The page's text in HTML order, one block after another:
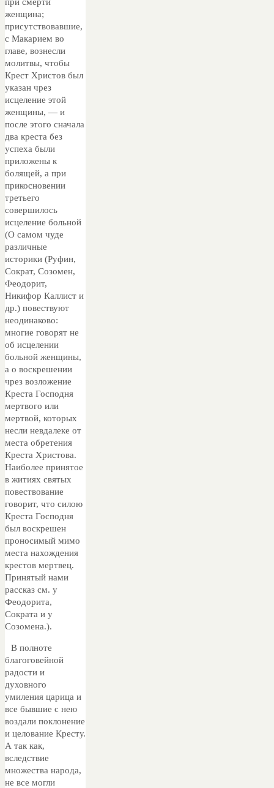
женщина;
присутствовавшие,
с Макарием во
главе, вознесли
молитвы, чтобы
Крест Христов был
указан чрез
исцеление этой
женщины, — и
после этого сначала
два креста без
успеха были
приложены к
болящей, а при
прикосновении
третьего
совершилось
исцеление больной
(О самом чуде
различные
историки (Руфин,
Сократ, Созомен,
Феодорит,
Никифор Каллист и
др.) повествуют
неодинаково:
многие говорят не
об исцелении
больной женщины,
а о воскрешении
чрез возложение
Креста Господня
мертвого или
мертвой, которых
несли невдалеке от
места обретения
Креста Христова.
Наиболее принятое
в житиях святых
повествование
говорит, что силою
Креста Господня
был воскрешен
проносимый мимо
места нахождения
крестов мертвец.
Принятый нами
рассказ см. у
Феодорита,
Сократа и у
Созомена.).
В полноте
благоговейной
радости и
духовного
умиления царица и
все бывшие с нею
воздали поклонение
и целование Кресту.
А так как,
вследствие
множества народа,
не все могли